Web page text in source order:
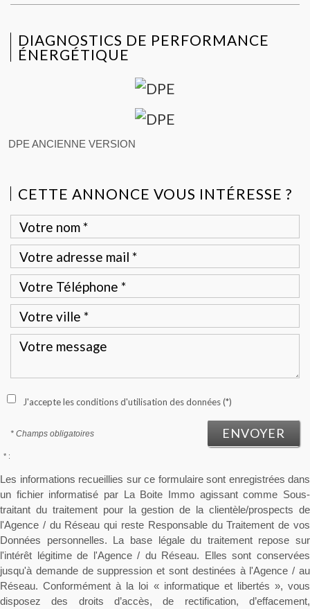
DIAGNOSTICS DE PERFORMANCE
ÉNERGÉTIQUE
DPE ANCIENNE VERSION
CETTE ANNONCE VOUS INTÉRESSE ?
J'accepte les conditions d'utilisation des données (*)
* Champs obligatoires ENVOYER
* :
Les informations recueillies sur ce formulaire sont enregistrées dans
un fichier informatisé par La Boite Immo agissant comme Sous-
traitant du traitement pour la gestion de la clientèle/prospects de
l'Agence / du Réseau qui reste Responsable du Traitement de vos
Données personnelles. La base légale du traitement repose sur
l'intérêt légitime de l'Agence / du Réseau. Elles sont conservées
jusqu'à demande de suppression et sont destinées à l'Agence / au
Réseau. Conformément à la loi « informatique et libertés », vous
disposez des droits d’accès, de rectification, d’effacement,